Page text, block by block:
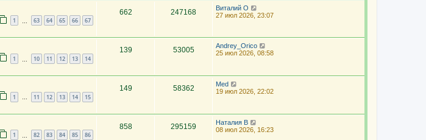
1 63 64 65 66 67
662 247168
Виталий О
27 июл 2026, 23:07
1 10 11 12 13 14
139 53005
Andrey_Orico
25 июл 2026, 08:58
1 … 11 12 13 14 15
149 58362
Med
19 июл 2026, 22:02
1 82 83 84 85 86
858 295159
Наталия В
08 июл 2026, 16:23